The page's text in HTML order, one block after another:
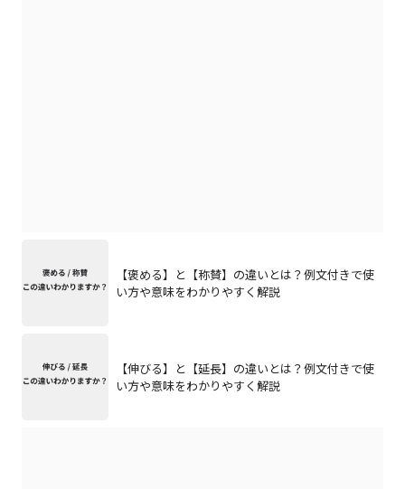
【褒める】と【称賛】の違いとは？例文付きで使
い方や意味をわかりやすく解説
【伸びる】と【延長】の違いとは？例文付きで使
い方や意味をわかりやすく解説